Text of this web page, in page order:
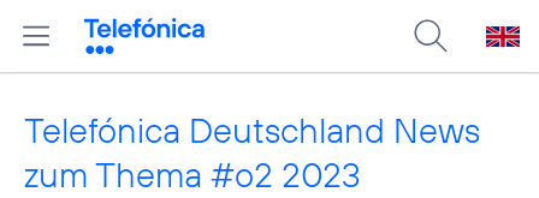
Telefónica Deutschland News
zum Thema #o2 2023